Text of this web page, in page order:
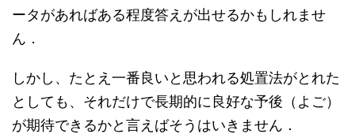
ータがあればある程度答えが出せるかもしれませ
ん．
しかし、たとえ一番良いと思われる処置法がとれた
としても、それだけで長期的に良好な予後（よご）
が期待できるかと言えばそうはいきません．